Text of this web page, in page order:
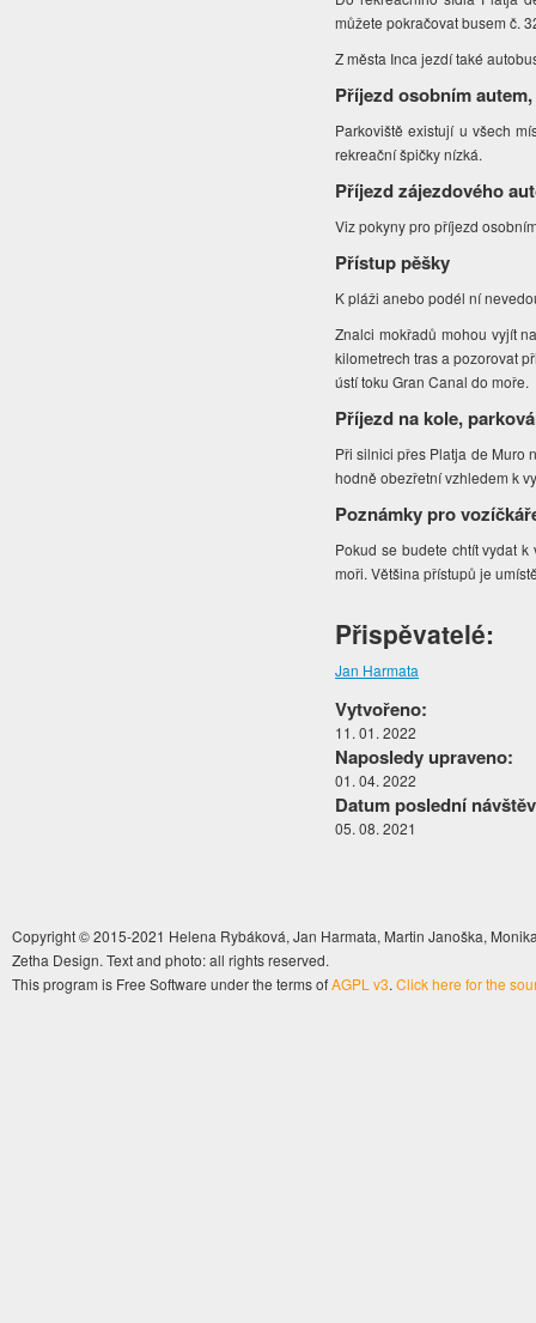
můžete pokračovat busem č.
Z města Inca jezdí také
Příjezd osobním
Parkoviště existují u všech
rekreační špičky nízká.
Příjezd zájezdového
Viz pokyny pro příjezd
Přístup pěšky
K pláži anebo podél ní
Znalci mokřadů mohou vyjít
kilometrech tras a pozorovat
ústí toku Gran Canal do moře.
Příjezd na kole,
Při silnici přes Platja de Muro
hodně obezřetní vzhledem k
Poznámky pro
Pokud se budete chtít vydat
moři. Většina přístupů je
Přispěvatelé:
Jan Harmata
Vytvořeno:
11. 01. 2022
Naposledy upraveno:
01. 04. 2022
Datum poslední
05. 08. 2021
Copyright © 2015-2021 Helena Rybáková, Jan Harmata, Martin Janoška,
Zetha Design. Text and photo: all rights reserved.
This program is Free Software under the terms ofAGPL v3. Click here for the